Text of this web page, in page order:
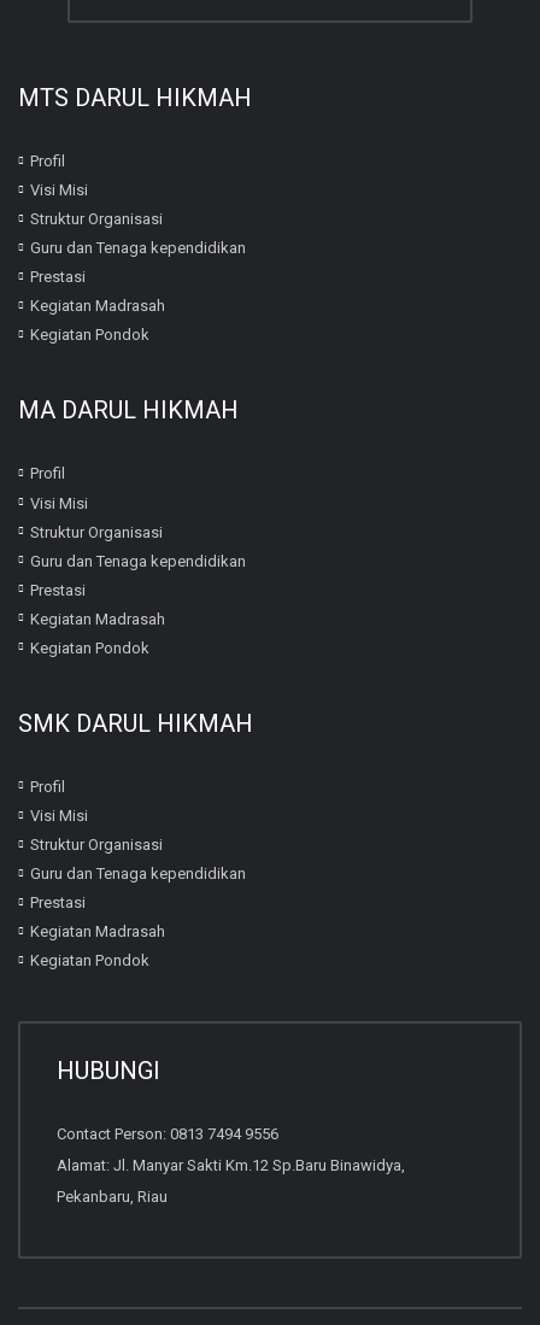
MTS DARUL HIKMAH
Profil
Visi Misi
Struktur Organisasi
Guru dan Tenaga kependidikan
Prestasi
Kegiatan Madrasah
Kegiatan Pondok
MA DARUL HIKMAH
Profil
Visi Misi
Struktur Organisasi
Guru dan Tenaga kependidikan
Prestasi
Kegiatan Madrasah
Kegiatan Pondok
SMK DARUL HIKMAH
Profil
Visi Misi
Struktur Organisasi
Guru dan Tenaga kependidikan
Prestasi
Kegiatan Madrasah
Kegiatan Pondok
HUBUNGI
Contact Person: 0813 7494 9556
Alamat: Jl. Manyar Sakti Km.12 Sp.Baru Binawidya,
Pekanbaru, Riau